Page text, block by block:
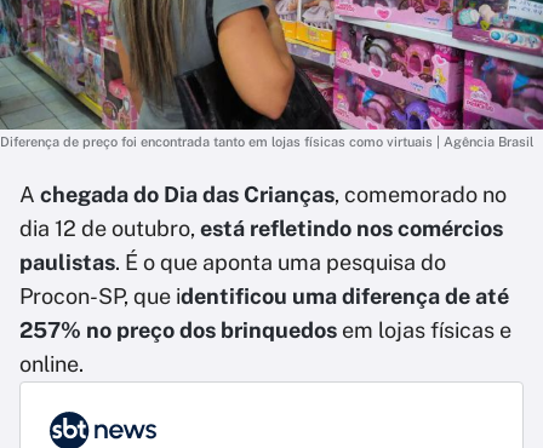
Diferença de preço foi encontrada tanto em lojas físicas como virtuais | Agência Brasil
A chegada do Dia das Crianças, comemorado no
dia 12 de outubro, está refletindo nos comércios
paulistas. É o que aponta uma pesquisa do
Procon-SP, que identificou uma diferença de até
257% no preço dos brinquedos em lojas físicas e
online.